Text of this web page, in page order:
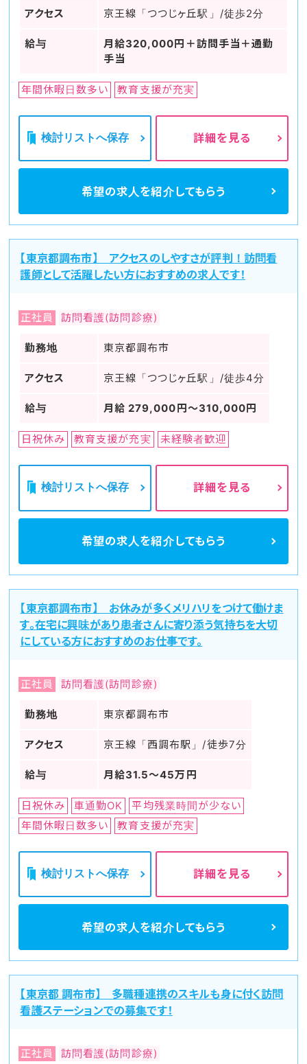
アクセス 京王線「つつじヶ丘駅」/徒歩2分
給与
月給320,000円＋訪問手当＋通勤
手当
年間休暇日数多い 教育支援が充実
検討リストへ保存 詳細を見る
希望の求人を紹介してもらう
【東京都調布市】 アクセスのしやすさが評判！訪問看
護師として活躍したい方におすすめの求人です！
正社員 訪問看護(訪問診療)
勤務地 東京都調布市
アクセス 京王線「つつじヶ丘駅」/徒歩4分
給与 月給 279,000円〜310,000円
日祝休み 教育支援が充実 未経験者歓迎
検討リストへ保存 詳細を見る
希望の求人を紹介してもらう
【東京都調布市】 お休みが多くメリハリをつけて働けま
す。在宅に興味があり患者さんに寄り添う気持ちを大切
にしている方におすすめのお仕事です。
正社員 訪問看護(訪問診療)
勤務地 東京都調布市
アクセス 京王線「西調布駅」/徒歩7分
給与 月給31.5～45万円
日祝休み 車通勤OK
平均残業時間が少ない
年間休暇日数多い
教育支援が充実
検討リストへ保存 詳細を見る
希望の求人を紹介してもらう
【東京都 調布市】 多職種連携のスキルも身に付く訪問
看護ステーションでの募集です！
正社員 訪問看護(訪問診療)